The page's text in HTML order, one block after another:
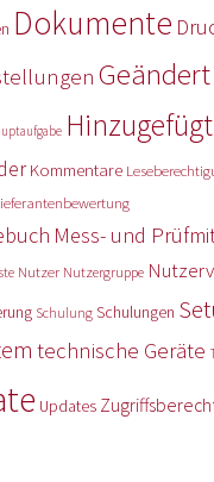
Dokumente
Geändert
Hinzugefügt
Kommentare
Mess- und
Nutzer Nutzergruppe
Schulung Schulungen
technische Geräte
Updates